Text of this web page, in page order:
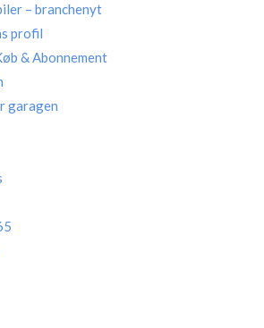
– branchenyt
profil
& Abonnement
garagen